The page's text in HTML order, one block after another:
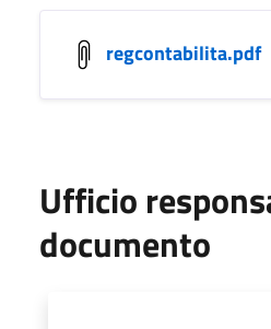
regcontabilita.pdf
Ufficio
documento